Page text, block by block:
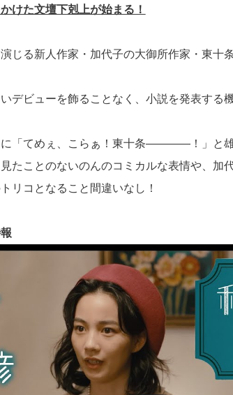
けた文壇下剋上が始まる！
じる新人作家・加代子の大御所作家・東十
デビューを飾ることなく、小説を発表する
に「てめぇ、こらぁ！東十条――――！」と
たことのないのんのコミカルな表情や、加
リコとなること間違いなし！